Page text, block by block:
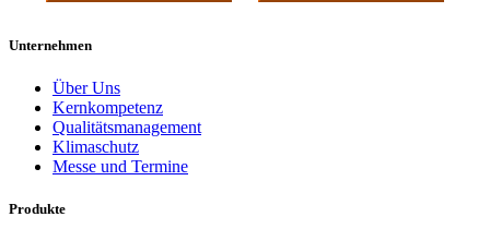
Unternehmen
Über Uns
Kernkompetenz
Qualitätsmanagement
Klimaschutz
Messe und Termine
Produkte